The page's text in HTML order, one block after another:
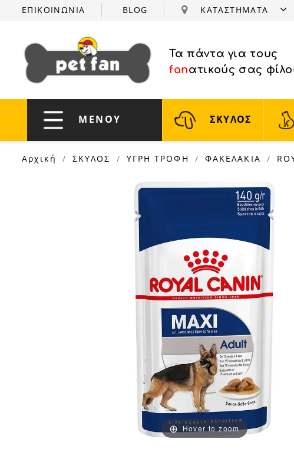
ΕΠΙΚΟΙΝΩΝΙΑ BLOG ΚΑΤΑΣΤΗΜΑΤΑ
Τα πάντα για τους
fanατικούς σας
ΜΕΝΟΥ ΣΚΥΛΟΣ
Αρχική ΣΚΥΛΟΣ ΥΓΡΗ ΤΡΟΦΗ ΦΑΚΕΛΑΚΙΑ
Hover to zoom